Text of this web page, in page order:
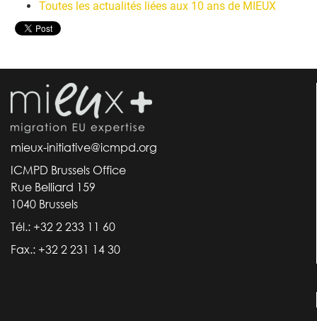
Toutes les actualités liées aux 10 ans de MIEUX
mieux-initiative@icmpd.org
ICMPD Brussels Office
Rue Belliard 159
1040 Brussels
Tél.: +32 2 233 11 60
Fax.: +32 2 231 14 30